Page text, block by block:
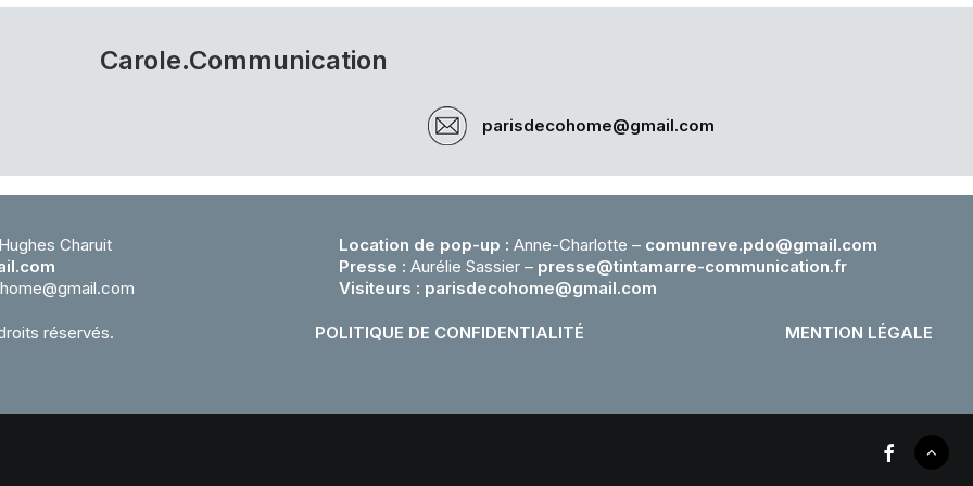
Carole.Communication
parisdecohome@gmail.com
Charuit
Location de pop-up : Anne-Charlotte – comunreve.pdo@gmail.com
Presse : Aurélie Sassier – presse@tintamarre-communication.fr
Visiteurs : parisdecohome@gmail.com
droits réservés. POLITIQUE DE CONFIDENTIALITÉ MENTION LÉGALE